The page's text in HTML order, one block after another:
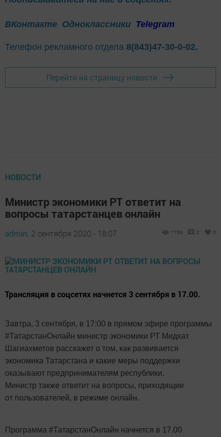
ВКонтакте Одноклассники Telegram
Телефон рекламного отдела 8(843)47-30-0-02.
Перейти на страницу новости
НОВОСТИ
Министр экономики РТ ответит на
вопросы татарстанцев онлайн
admin, 2 сентября 2020 - 18:07 1159 0 0
Трансляция в соцсетях начнется 3 сентября в 17.00.
Завтра, 3 сентября, в 17:00 в прямом эфире программы
#ТатарстанОнлайн министр экономики РТ Мидхат
Шагиахметов расскажет о том, как развивается
экономика Татарстана и какие меры поддержки
оказывают предпринимателям республики.
Министр также ответит на вопросы, приходящие
от пользователей, в режиме онлайн.
Программа #ТатарстанОнлайн начнется в 17.00